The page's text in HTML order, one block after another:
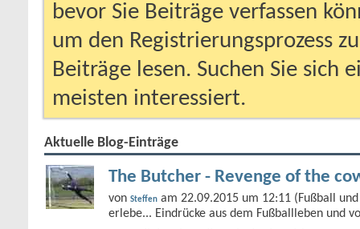
bevor Sie Beiträge verfassen
um den Registrierungsprozess
Beiträge lesen. Suchen Sie sich
meisten interessiert.
Aktuelle Blog-Einträge
The Butcher - Revenge of the
von Steffen am 22.09.2015 um 12:11 (Fußball
erlebe... Eindrücke aus dem Fußballleben und